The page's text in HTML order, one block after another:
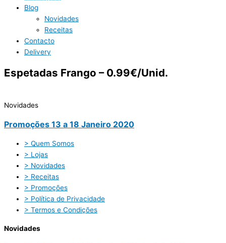
Blog
Novidades
Receitas
Contacto
Delivery
Espetadas Frango – 0.99€/Unid.
Novidades
Promoções 13 a 18 Janeiro 2020
> Quem Somos
> Lojas
> Novidades
> Receitas
> Promoções
> Política de Privacidade
> Termos e Condições
Novidades